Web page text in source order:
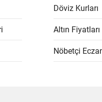
Döviz Kurları
Altın Fiyatları
Nöbetçi